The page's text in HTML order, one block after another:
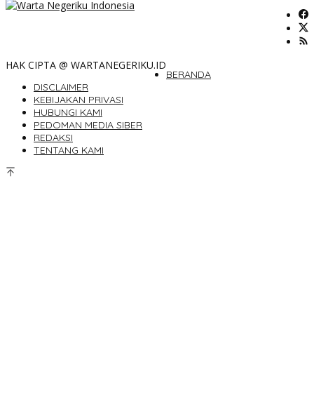
HAK CIPTA @ WARTANEGERIKU.ID
BERANDA
DISCLAIMER
KEBIJAKAN PRIVASI
HUBUNGI KAMI
PEDOMAN MEDIA SIBER
REDAKSI
TENTANG KAMI